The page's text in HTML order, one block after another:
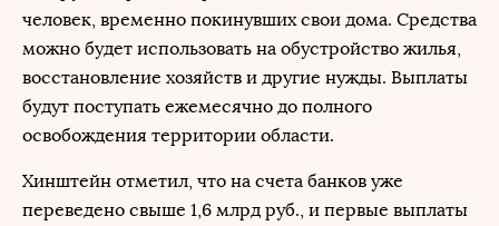
человек, временно покинувших свои дома. Средства
можно будет использовать на обустройство жилья,
восстановление хозяйств и другие нужды. Выплаты
будут поступать ежемесячно до полного
освобождения территории области.
Хинштейн отметил, что на счета банков уже
переведено свыше 1,6 млрд руб., и первые выплаты